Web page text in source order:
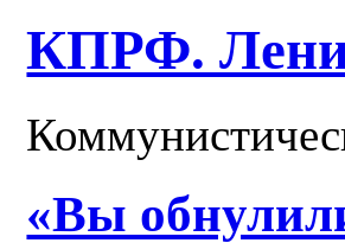
КПРФ.
«Вы